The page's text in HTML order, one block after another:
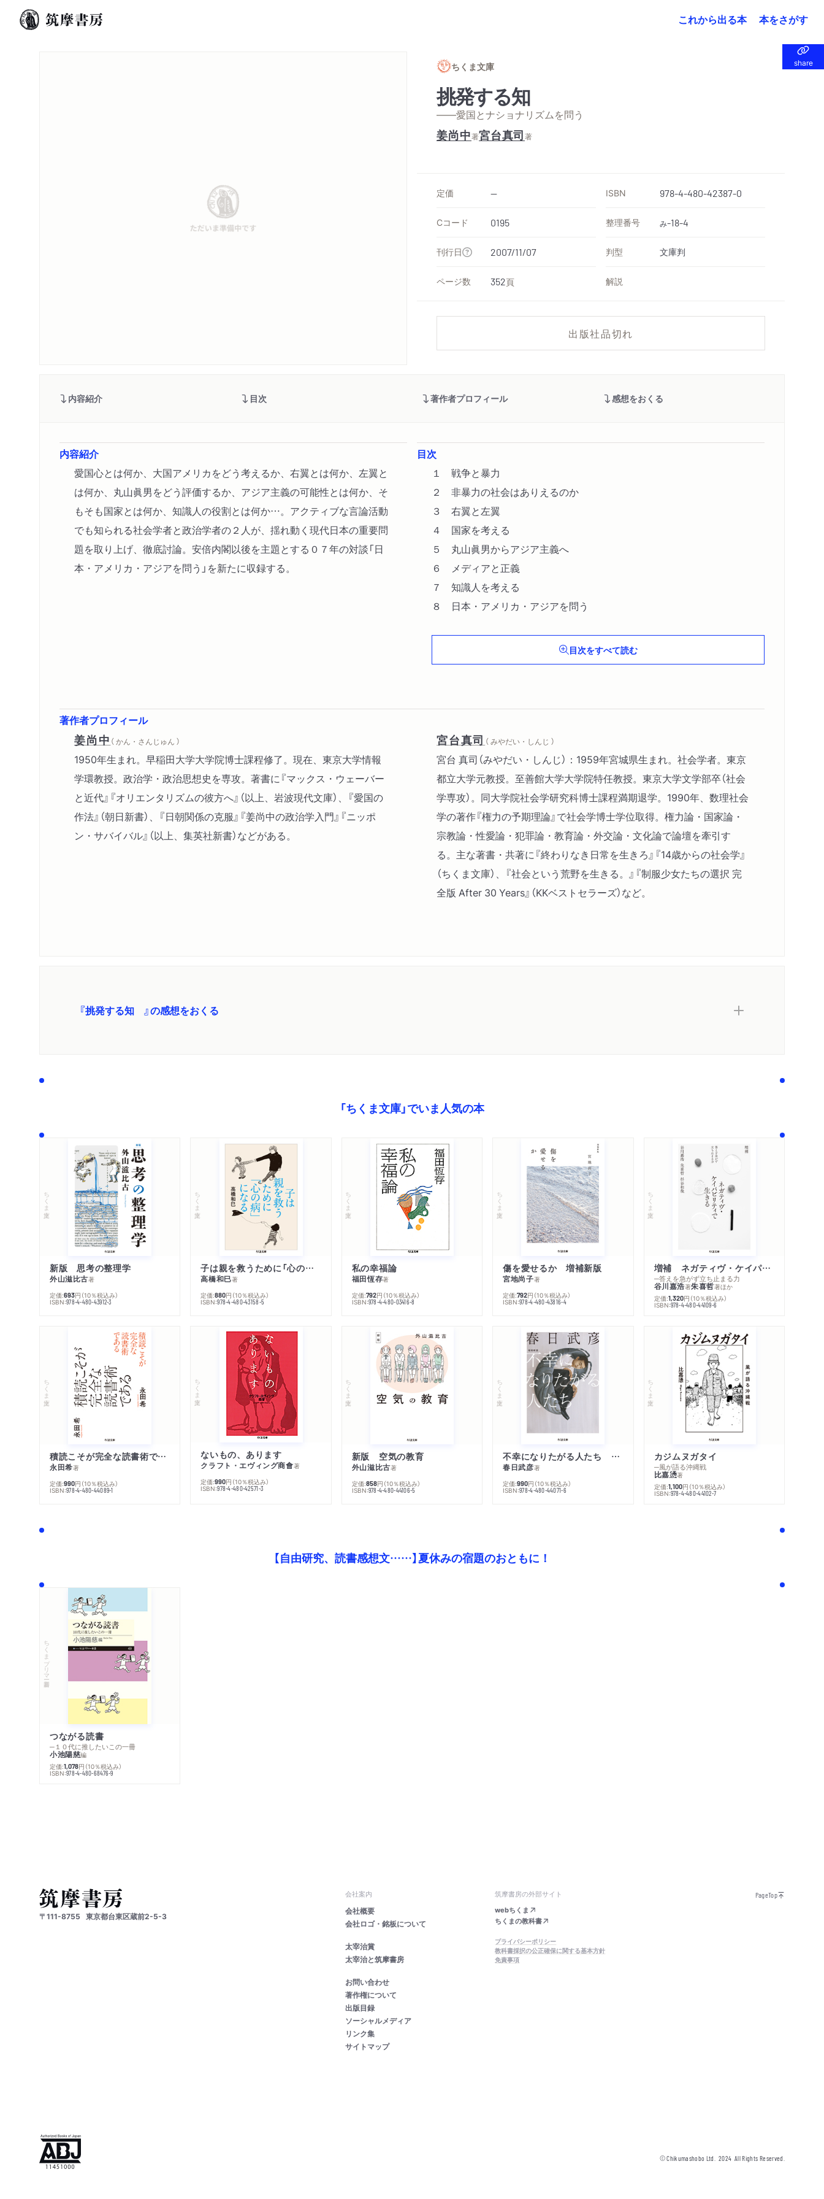
これから出る本 本をさがす
share
share
ちくま文庫
挑発する知
——愛国とナショナリズムを問う
姜尚中著宮台真司著
定価 -- ISBN 978-4-480-42387-0
Cコード 0195 整理番号 み-18-4
刊行日 2007/11/07 判型 文庫判
ページ数 352頁 解説
出版社品切れ
内容紹介 目次 著作者プロフィール 感想をおくる
内容紹介
愛国心とは何か、大国アメリカをどう考えるか、右翼とは何か、左翼と
は何か、丸山眞男をどう評価するか、アジア主義の可能性とは何か、そ
もそも国家とは何か、知識人の役割とは何か…。アクティブな言論活動
でも知られる社会学者と政治学者の２人が、揺れ動く現代日本の重要問
題を取り上げ、徹底討論。安倍内閣以後を主題とする０７年の対談「日
本・アメリカ・アジアを問う」を新たに収録する。
目次
１ 戦争と暴力
２ 非暴力の社会はありえるのか
３ 右翼と左翼
４ 国家を考える
５ 丸山眞男からアジア主義へ
６ メディアと正義
７ 知識人を考える
８ 日本・アメリカ・アジアを問う
目次をすべて読む
著作者プロフィール
姜尚中 （ かん・さんじゅん ）
1950年生まれ。早稲田大学大学院博士課程修了。現在、東京大学情報
学環教授。政治学・政治思想史を専攻。著書に『マックス・ウェーバー
と近代』『オリエンタリズムの彼方へ』（以上、岩波現代文庫）、『愛国の
作法』（朝日新書）、『日朝関係の克服』『姜尚中の政治学入門』『ニッポ
ン・サバイバル』（以上、集英社新書）などがある。
宮台真司 （ みやだい・しんじ ）
宮台 真司（みやだい・しんじ）：1959年宮城県生まれ。社会学者。東京
都立大学元教授。至善館大学大学院特任教授。東京大学文学部卒（社会
学専攻）。同大学院社会学研究科博士課程満期退学。1990年、数理社会
学の著作『権力の予期理論』で社会学博士学位取得。権力論・国家論・
宗教論・性愛論・犯罪論・教育論・外交論・文化論で論壇を牽引す
る。主な著書・共著に『終わりなき日常を生きろ』『14歳からの社会学』
（ちくま文庫）、『社会という荒野を生きる。』『制服少女たちの選択 完
全版 After 30 Years』（KKベストセラーズ）など。
『挑発する知 』の感想をおくる
「ちくま文庫」でいま人気の本
ちくま文庫
新版 思考の整理学
外山滋比古著
定価:693円 （10％税込み）
ISBN:978-4-480-43912-3
ちくま文庫
子は親を救うために「心の病」になる
高橋和巳著
定価:880円 （10％税込み）
ISBN:978-4-480-43158-5
ちくま文庫
私の幸福論
福田恆存著
定価:792円 （10％税込み）
ISBN:978-4-480-03416-8
ちくま文庫
傷を愛せるか 増補新版
宮地尚子著
定価:792円 （10％税込み）
ISBN:978-4-480-43816-4
ちくま文庫
増補 ネガティヴ・ケイパビリティで生きる
─答えを急がず立ち止まる力
谷川嘉浩著朱喜哲著ほか
定価:1,320円 （10％税込み）
ISBN:978-4-480-44109-6
ちくま文庫
積読こそが完全な読書術である
永田希著
定価:990円 （10％税込み）
ISBN:978-4-480-44089-1
ちくま文庫
ないもの、あります
クラフト・エヴィング商會著
定価:990円 （10％税込み）
ISBN:978-4-480-42571-3
ちくま文庫
新版 空気の教育
外山滋比古著
定価:858円 （10％税込み）
ISBN:978-4-480-44106-5
ちくま文庫
不幸になりたがる人たち 増補新版
春日武彦著
定価:990円 （10％税込み）
ISBN:978-4-480-44071-6
ちくま文庫
カジムヌガタイ
─風が語る沖縄戦
比嘉慂著
定価:1,100円 （10％税込み）
ISBN:978-4-480-44102-7
【自由研究、読書感想文……】夏休みの宿題のおともに！
ちくまプリマー新書
つながる読書
─１０代に推したいこの一冊
小池陽慈編
定価:1,078円 （10％税込み）
ISBN:978-4-480-68476-9
〒111-8755 東京都台東区蔵前2-5-3
会社案内
会社概要
会社ロゴ・銘板について
太宰治賞
太宰治と筑摩書房
お問い合わせ
著作権について
出版目録
ソーシャルメディア
リンク集
サイトマップ
筑摩書房の外部サイト
webちくま
ちくまの教科書
プライバシーポリシー
教科書採択の公正確保に関する基本方針
免責事項
PageTop
© Chikumashobo Ltd. 2024 All Rights Reserved.